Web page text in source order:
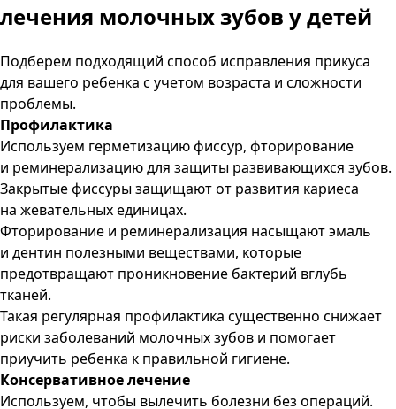
лечения молочных зубов у детей
Подберем подходящий способ исправления прикуса
для вашего ребенка с учетом возраста и сложности
проблемы.
Профилактика
Используем герметизацию фиссур, фторирование
и реминерализацию для защиты развивающихся зубов.
Закрытые фиссуры защищают от развития кариеса
на жевательных единицах.
Фторирование и реминерализация насыщают эмаль
и дентин полезными веществами, которые
предотвращают проникновение бактерий вглубь
тканей.
Такая регулярная профилактика существенно снижает
риски заболеваний молочных зубов и помогает
приучить ребенка к правильной гигиене.
Консервативное лечение
Используем, чтобы вылечить болезни без операций.